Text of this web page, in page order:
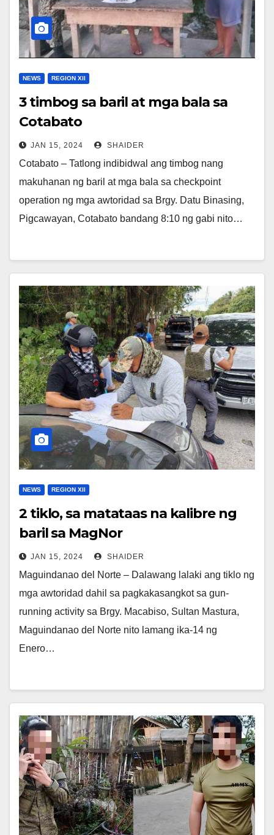
NEWS REGION XII
3 timbog sa baril at mga bala sa
Cotabato
JAN 15, 2024 SHAIDER
Cotabato – Tatlong indibidwal ang timbog nang
makuhanan ng baril at mga bala sa checkpoint
operation ng mga awtoridad sa Brgy. Datu Binasing,
Pigcawayan, Cotabato bandang 8:10 ng gabi nito…
NEWS REGION XII
2 tiklo, sa matataas na kalibre ng
baril sa MagNor
JAN 15, 2024 SHAIDER
Maguindanao del Norte – Dalawang lalaki ang tiklo ng
mga awtoridad dahil sa pagkakasangkot sa gun-
running activity sa Brgy. Macabiso, Sultan Mastura,
Maguindanao del Norte nito lamang ika-14 ng
Enero…